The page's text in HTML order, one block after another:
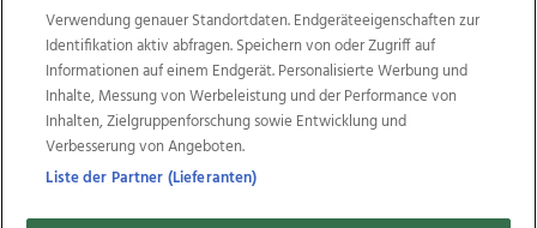
Weitere Angebote des Medienhauses Wimmer
TV1 di-mog-i.at OÖNow
Ischler Woche
Life Radio
OÖNachrichten
OÖN Immobilien
OÖN Karriere
OÖN Reise
Promenaden Galerien
Regionaljobs
wasistlos.at
Verwendung genauer Standortdaten. Endgeräteeigenschaften zur
Identifikation aktiv abfragen. Speichern von oder Zugriff auf
Informationen auf einem Endgerät. Personalisierte Werbung und
Inhalte, Messung von Werbeleistung und der Performance von
Inhalten, Zielgruppenforschung sowie Entwicklung und
Verbesserung von Angeboten.
Liste der Partner (Lieferanten)